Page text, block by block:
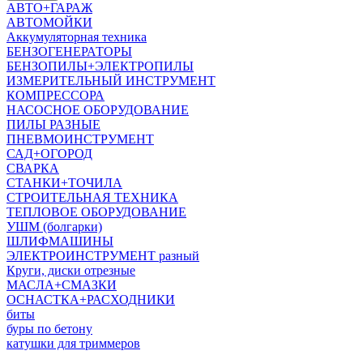
АВТО+ГАРАЖ
АВТОМОЙКИ
Аккумуляторная техника
БЕНЗОГЕНЕРАТОРЫ
БЕНЗОПИЛЫ+ЭЛЕКТРОПИЛЫ
ИЗМЕРИТЕЛЬНЫЙ ИНСТРУМЕНТ
КОМПРЕССОРА
НАСОСНОЕ ОБОРУДОВАНИЕ
ПИЛЫ РАЗНЫЕ
ПНЕВМОИНСТРУМЕНТ
САД+ОГОРОД
СВАРКА
СТАНКИ+ТОЧИЛА
СТРОИТЕЛЬНАЯ ТЕХНИКА
ТЕПЛОВОЕ ОБОРУДОВАНИЕ
УШМ (болгарки)
ШЛИФМАШИНЫ
ЭЛЕКТРОИНСТРУМЕНТ разный
Круги, диски отрезные
МАСЛА+СМАЗКИ
ОСНАСТКА+РАСХОДНИКИ
биты
буры по бетону
катушки для триммеров